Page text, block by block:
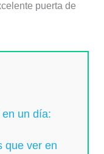
puerta de
un día:
que ver en